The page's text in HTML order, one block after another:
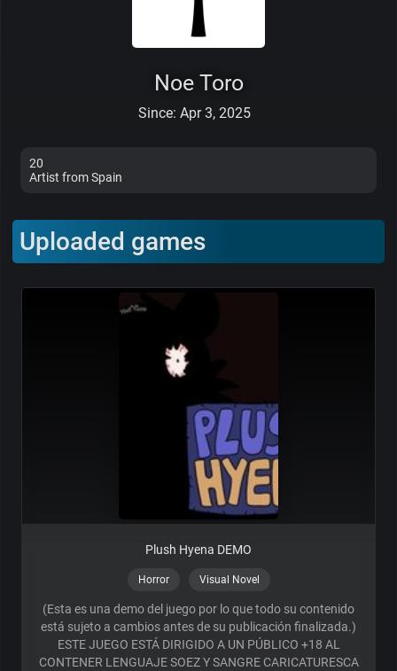
Noe Toro
Since: Apr 3, 2025
20
Artist from Spain
Uploaded games
Plush Hyena DEMO
Horror Visual Novel
(Esta es una demo del juego por lo que todo su contenido
está sujeto a cambios antes de su publicación finalizada.)
ESTE JUEGO ESTÁ DIRIGIDO A UN PÚBLICO +18 AL
CONTENER LENGUAJE SOEZ Y SANGRE CARICATURESCA